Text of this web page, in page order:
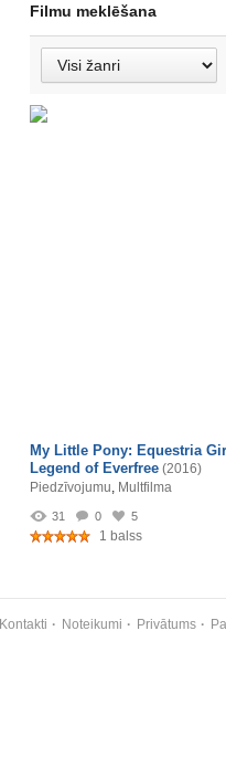
Filmu meklēšana
My Little Pony: Equestria
Legend of Everfree (2016)
Piedzīvojumu, Multfilma
31 0 5
1 balss
Kontakti Noteikumi Privātums